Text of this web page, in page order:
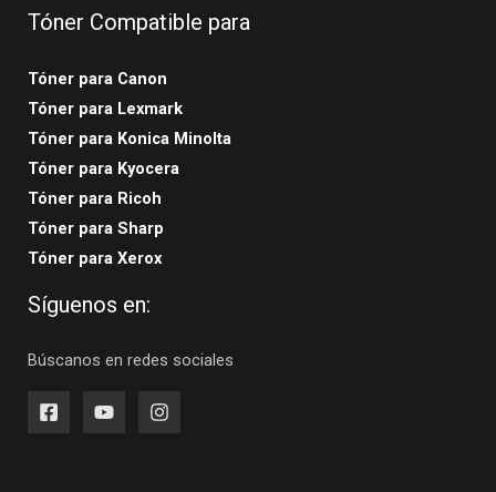
Tóner Compatible para
Tóner para Canon
Tóner para Lexmark
Tóner para Konica Minolta
Tóner para Kyocera
Tóner para Ricoh
Tóner para Sharp
Tóner para Xerox
Síguenos en:
Búscanos en redes sociales